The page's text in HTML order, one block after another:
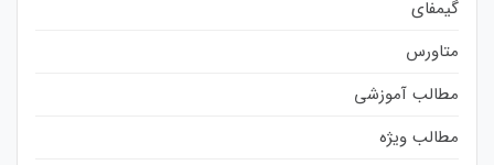
گیمفای
متاورس
مطالب آموزشی
مطالب ویژه